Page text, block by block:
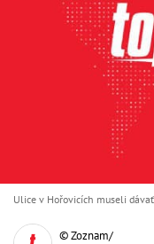
Ulice v Hořovicích museli
© Zoznam/